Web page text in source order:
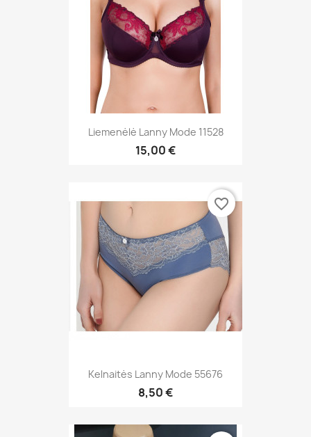
Liemenėlė Lanny Mode 11528
15,00 €
Kelnaitės Lanny Mode 55676
8,50 €
favorite_border